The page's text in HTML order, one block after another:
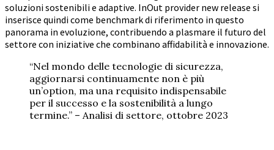
soluzioni sostenibili e adaptive. InOut provider new release si
inserisce quindi come benchmark di riferimento in questo
panorama in evoluzione, contribuendo a plasmare il futuro del
settore con iniziative che combinano affidabilità e innovazione.
“Nel mondo delle tecnologie di sicurezza,
aggiornarsi continuamente non è più
un’option, ma una requisito indispensabile
per il successo e la sostenibilità a lungo
termine.” – Analisi di settore, ottobre 2023